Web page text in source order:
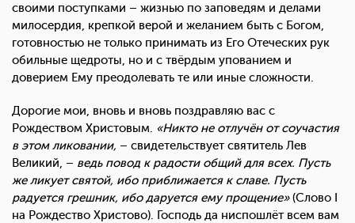
своими поступками – жизнью по заповедям и делами
милосердия, крепкой верой и желанием быть с Богом,
готовностью не только принимать из Его Отеческих рук
обильные щедроты, но и с твёрдым упованием и
доверием Ему преодолевать те или иные сложности.
Дорогие мои, вновь и вновь поздравляю вас с
Рождеством Христовым. «Никто не отлучён от соучастия
в этом ликовании, – свидетельствует святитель Лев
Великий, – ведь повод к радости общий для всех. Пусть
же ликует святой, ибо приближается к славе. Пусть
радуется грешник, ибо даруется ему прощение»(Слово I
на Рождество Христово). Господь да ниспошлёт всем вам